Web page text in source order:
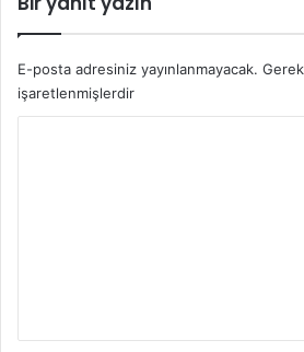
E-posta adresiniz yayınlanmayacak.
işaretlenmişlerdir